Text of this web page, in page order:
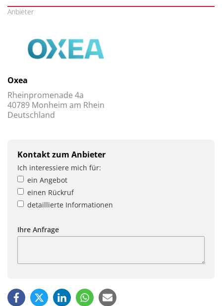
Anbieter
Oxea
Rheinpromenade 4a
40789 Monheim am Rhein
Deutschland
Kontakt zum Anbieter
Ich interessiere mich für:
ein Angebot
einen Rückruf
detaillierte Informationen
Ihre Anfrage